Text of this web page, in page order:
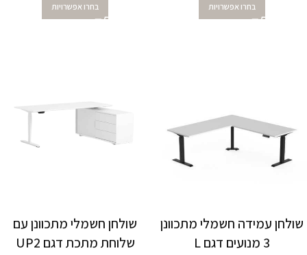
בחרו אפשרויות בחרו אפשרויות
שולחן עמידה חשמלי מתכוונן
3 מנועים דגם L
שולחן חשמלי מתכוונן עם
שלוחת מתכת דגם UP2